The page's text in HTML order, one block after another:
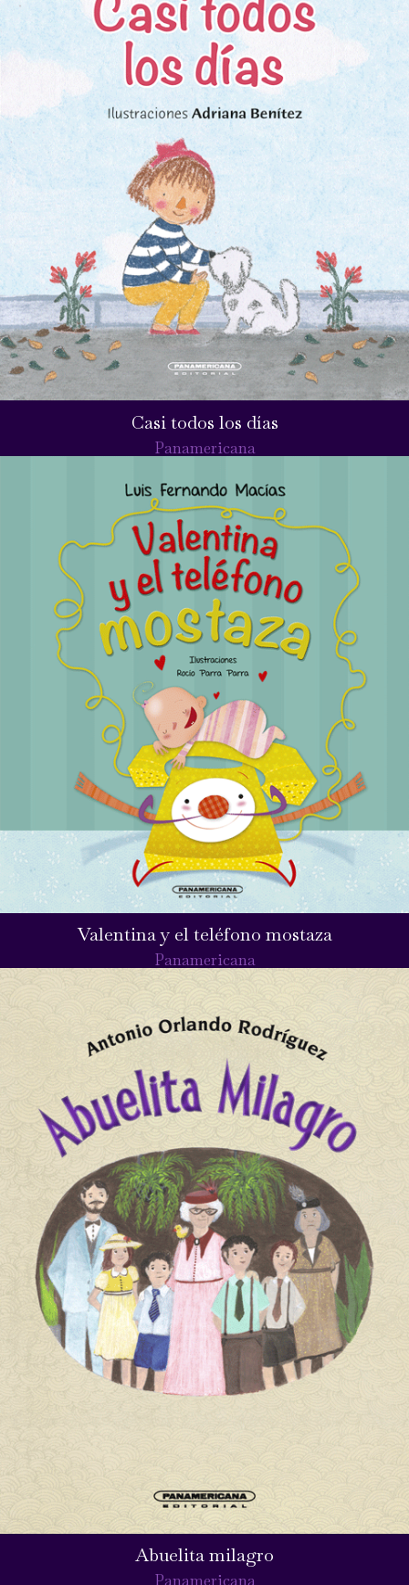
Casi todos los días
Panamericana
Valentina y el teléfono mostaza
Panamericana
Abuelita milagro
Panamericana